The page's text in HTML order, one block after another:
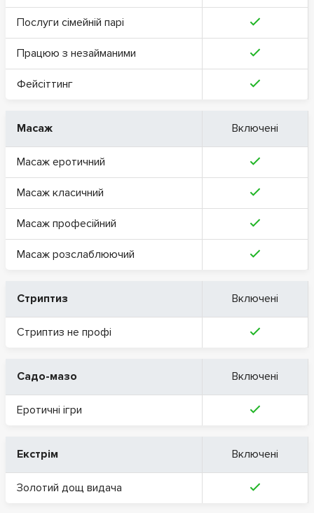
Послуги сімейній парі
Працюю з незайманими
Фейсіттинг
Масаж Включені
Масаж еротичний
Масаж класичний
Масаж професійний
Масаж розслаблюючий
Стриптиз Включені
Стриптиз не профі
Садо-мазо Включені
Еротичні ігри
Екстрім Включені
Золотий дощ видача